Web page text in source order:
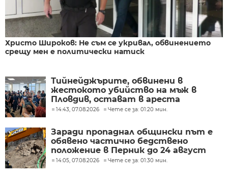
Христо Широков: Не съм се укривал, обвинението
срещу мен е политически натиск
Тийнейджърите, обвинени в
жестокото убийство на мъж в
Пловдив, остават в ареста
14:43, 07.08.2026 Чете се за: 01:20 мин.
Заради пропаднал общински път е
обявено частично бедствено
положение в Перник до 24 август
14:05, 07.08.2026 Чете се за: 01:30 мин.